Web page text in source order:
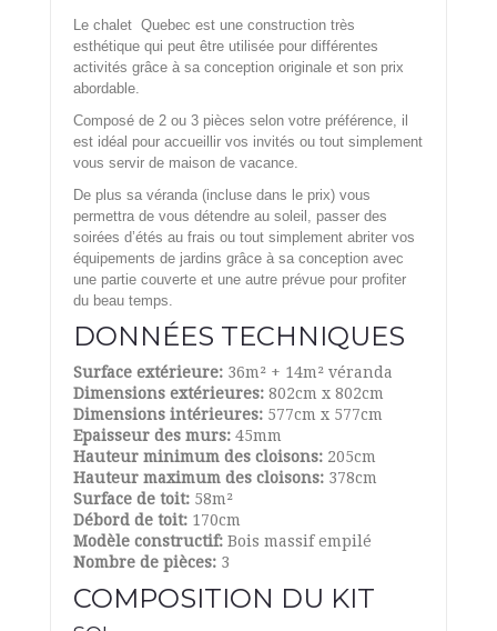
Le chalet Quebec est une construction très
esthétique qui peut être utilisée pour différentes
activités grâce à sa conception originale et son prix
abordable.
Composé de 2 ou 3 pièces selon votre préférence, il
est idéal pour accueillir vos invités ou tout simplement
vous servir de maison de vacance.
De plus sa véranda (incluse dans le prix) vous
permettra de vous détendre au soleil, passer des
soirées d’étés au frais ou tout simplement abriter vos
équipements de jardins grâce à sa conception avec
une partie couverte et une autre prévue pour profiter
du beau temps.
DONNÉES TECHNIQUES
Surface extérieure: 36m² + 14m² véranda
Dimensions extérieures: 802cm x 802cm
Dimensions intérieures: 577cm x 577cm
Epaisseur des murs: 45mm
Hauteur minimum des cloisons: 205cm
Hauteur maximum des cloisons: 378cm
Surface de toit: 58m²
Débord de toit: 170cm
Modèle constructif: Bois massif empilé
Nombre de pièces: 3
COMPOSITION DU KIT